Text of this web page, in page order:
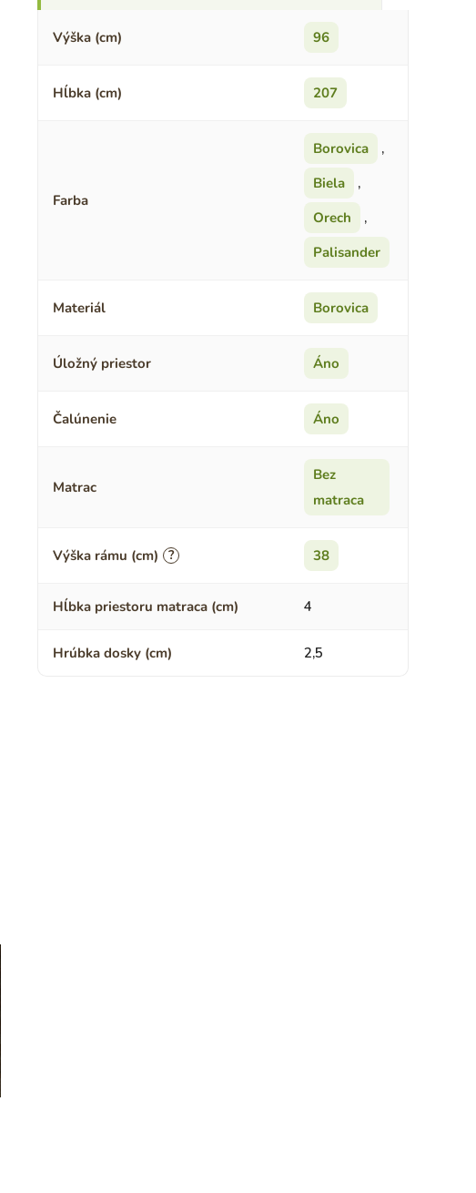
Výška (cm) 96
Hĺbka (cm) 207
Farba
Borovica
,
Biela
,
Orech
,
Palisander
Materiál Borovica
Úložný priestor Áno
Čalúnenie Áno
Matrac
Bez
matraca
?
Výška rámu (cm) 38
Hĺbka priestoru matraca (cm) 4
Hrúbka dosky (cm) 2,5